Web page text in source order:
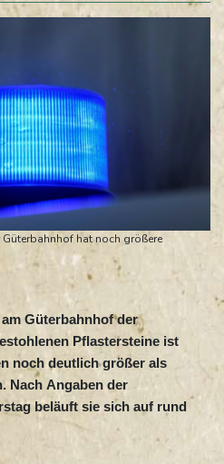
hat noch größere
Güterbahnhof der
Pflastersteine ist
noch deutlich größer als
Nach Angaben der
beläuft sie sich auf rund